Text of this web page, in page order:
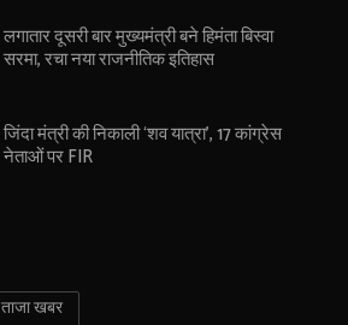
लगातार दूसरी बार मुख्यमंत्री बने हिमंता बिस्वा
सरमा, रचा नया राजनीतिक इतिहास
जिंदा मंत्री की निकाली ‘शव यात्रा’, 17 कांग्रेस
नेताओं पर FIR
ताजा खबर